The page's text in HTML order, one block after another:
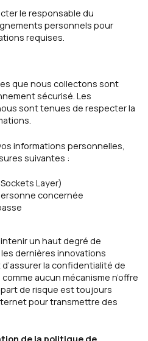
le responsable du
personnels pour
requises.
que nous collectons sont
sécurisé. Les
sont tenues de respecter la
informations personnelles,
suivantes :
Layer)
concernée
un haut degré de
dernières innovations
la confidentialité de
aucun mécanisme n’offre
de risque est toujours
pour transmettre des